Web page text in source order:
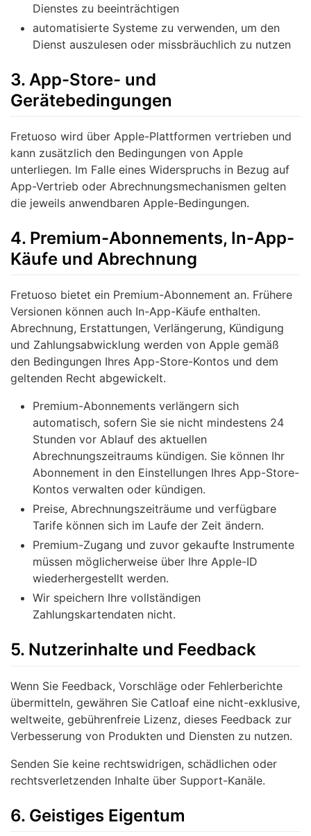
Dienstes zu beeinträchtigen
automatisierte Systeme zu verwenden, um den
Dienst auszulesen oder missbräuchlich zu nutzen
3. App-Store- und
Gerätebedingungen
Fretuoso wird über Apple-Plattformen vertrieben und
kann zusätzlich den Bedingungen von Apple
unterliegen. Im Falle eines Widerspruchs in Bezug auf
App-Vertrieb oder Abrechnungsmechanismen gelten
die jeweils anwendbaren Apple-Bedingungen.
4. Premium-Abonnements, In-App-
Käufe und Abrechnung
Fretuoso bietet ein Premium-Abonnement an. Frühere
Versionen können auch In-App-Käufe enthalten.
Abrechnung, Erstattungen, Verlängerung, Kündigung
und Zahlungsabwicklung werden von Apple gemäß
den Bedingungen Ihres App-Store-Kontos und dem
geltenden Recht abgewickelt.
Premium-Abonnements verlängern sich
automatisch, sofern Sie sie nicht mindestens 24
Stunden vor Ablauf des aktuellen
Abrechnungszeitraums kündigen. Sie können Ihr
Abonnement in den Einstellungen Ihres App-Store-
Kontos verwalten oder kündigen.
Preise, Abrechnungszeiträume und verfügbare
Tarife können sich im Laufe der Zeit ändern.
Premium-Zugang und zuvor gekaufte Instrumente
müssen möglicherweise über Ihre Apple-ID
wiederhergestellt werden.
Wir speichern Ihre vollständigen
Zahlungskartendaten nicht.
5. Nutzerinhalte und Feedback
Wenn Sie Feedback, Vorschläge oder Fehlerberichte
übermitteln, gewähren Sie Catloaf eine nicht-exklusive,
weltweite, gebührenfreie Lizenz, dieses Feedback zur
Verbesserung von Produkten und Diensten zu nutzen.
Senden Sie keine rechtswidrigen, schädlichen oder
rechtsverletzenden Inhalte über Support-Kanäle.
6. Geistiges Eigentum